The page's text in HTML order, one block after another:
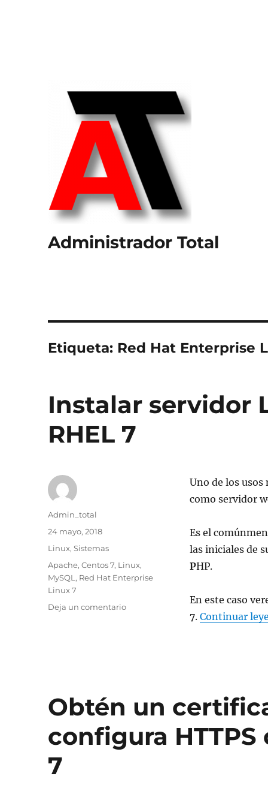
Administrador Total
Etiqueta: Red Hat Enterprise
Instalar servidor
RHEL 7
Uno de los
como servidor
Es el
las iniciales de
PHP.
En este caso
7. Continuar
Autor
Admin_total
Publicado
el
24 mayo, 2018
Categorías
Linux,Sistemas
Etiquetas
Apache,Centos 7, Linux,
MySQL , Red Hat Enterprise
Linux 7
Deja un comentarioen
Obtén un
configura
7